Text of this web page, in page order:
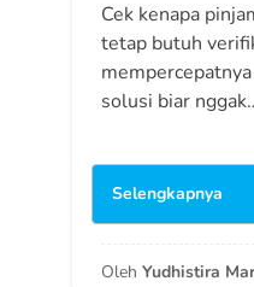
Cek kenapa
tetap butuh
solusi biar
Selengkapnya
Oleh Yudhistira